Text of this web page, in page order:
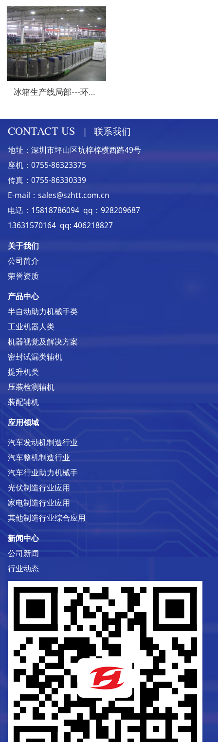
冰箱生产线局部---环形抽真空线（板链线与悬链线同步运行）
CONTACT US | 联系我们
地址：深圳市坪山区坑梓梓横西路49号
座机：0755-86323375
传真：0755-86330339
E-mail：sales@szhtt.com.cn
电话：15818786094 qq：928209687
13631570164 qq: 406218827
关于我们
公司简介
荣誉资质
产品中心
半自动助力机械手类
工业机器人类
机器视觉及解决方案
密封试漏类辅机
提升机类
压装检测辅机
装配辅机
应用领域
汽车发动机制造行业
汽车整机制造行业
汽车行业助力机械手
光伏制造行业应用
家电制造行业应用
其他制造行业综合应用
新闻中心
公司新闻
行业动态